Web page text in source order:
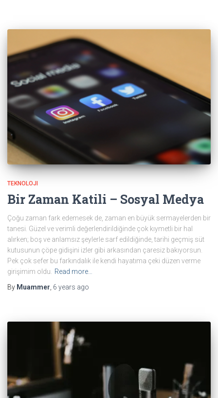
TEKNOLOJI
Bir Zaman Katili – Sosyal Medya
Çoğu zaman fark edemesek de, zaman en büyük sermayelerden bir
tanesi. Güzel ve verimli değerlendirildiğinde çok kıymetli bir hal
alırken; boş ve anlamsız şeylerle sarf edildiğinde, tarihi geçmiş süt
kutusunun çöpe gidişini izler gibi arkasından çaresiz bakıyorsun.
Pek çok sefer bu farkındalık ile kendi hayatıma çeki düzen verme
girişimim oldu. Read more…
By Muammer, 6 years ago